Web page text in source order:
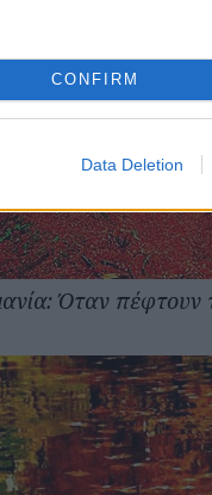
CONFIRM
Data Deletion
Όταν πέφτουν